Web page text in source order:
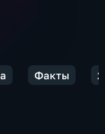
Факты